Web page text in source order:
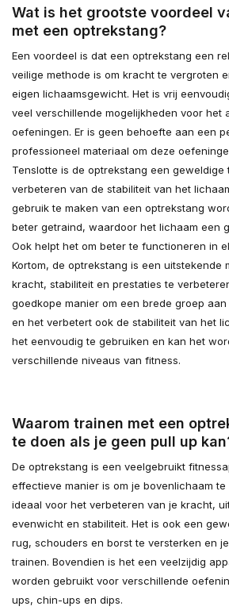
Wat is het grootste voordeel
met een optrekstang?
Een voordeel is dat een optrekstang een
veilige methode is om kracht te vergroten
eigen lichaamsgewicht. Het is vrij
veel verschillende mogelijkheden voor het
oefeningen. Er is geen behoefte aan een
professioneel materiaal om deze
Tenslotte is de optrekstang een geweldige
verbeteren van de stabiliteit van het
gebruik te maken van een optrekstang
beter getraind, waardoor het lichaam een
Ook helpt het om beter te functioneren in
Kortom, de optrekstang is een uitstekende
kracht, stabiliteit en prestaties te
goedkope manier om een brede groep
en het verbetert ook de stabiliteit van het
het eenvoudig te gebruiken en kan het
verschillende niveaus van fitness.
Waarom trainen met een
te doen als je geen pull up
De optrekstang is een veelgebruikt
effectieve manier is om je bovenlichaam te
ideaal voor het verbeteren van je kracht,
evenwicht en stabiliteit. Het is ook een
rug, schouders en borst te versterken en
trainen. Bovendien is het een veelzijdig
worden gebruikt voor verschillende
ups, chin-ups en dips.